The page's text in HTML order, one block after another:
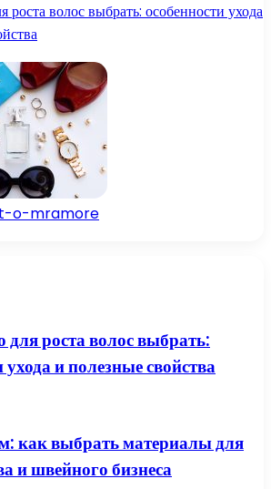
роста волос выбрать: особенности ухода
o-mramore
для роста волос выбрать:
ухода и полезные свойства
как выбрать материалы для
и швейного бизнеса